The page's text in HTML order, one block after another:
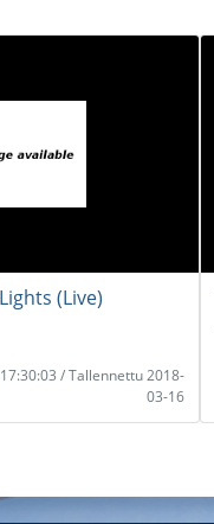
(Live)
/ Tallennettu 2018-
03-16